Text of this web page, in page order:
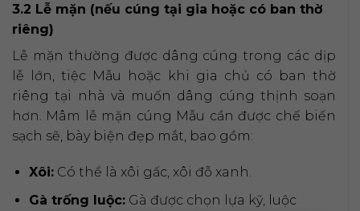
3.2 Lễ mặn (nếu cúng tại gia hoặc có ban thờ
riêng)
Lễ mặn thường được dâng cúng trong các dịp
lễ lớn, tiệc Mẫu hoặc khi gia chủ có ban thờ
riêng tại nhà và muốn dâng cúng thịnh soạn
hơn. Mâm lễ mặn cúng Mẫu cần được chế biến
sạch sẽ, bày biện đẹp mắt, bao gồm:
Xôi:Có thể là xôi gấc, xôi đỗ xanh.
Gà trống luộc:Gà được chọn lựa kỹ, luộc